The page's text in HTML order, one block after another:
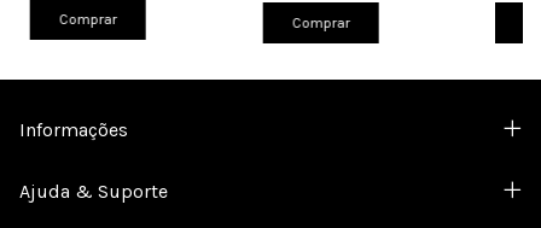
Comprar Comprar
Informações
Ajuda & Suporte